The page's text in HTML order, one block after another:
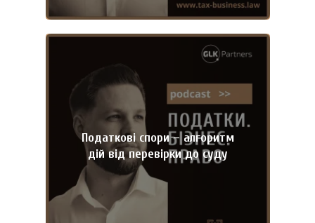
Податкові спори – алгоритм
дій від перевірки до суду